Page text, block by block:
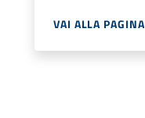
VAI ALLA PAGINA